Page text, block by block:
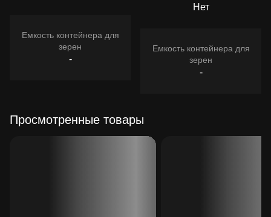
Емкость контейнера для
зерен
-
Нет
Емкость контейнера для
зерен
-
Просмотренные товары